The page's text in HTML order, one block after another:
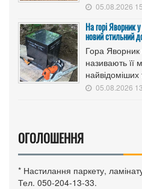
05.08.2026
На горі Яворник
новий стильний
Гора Яворник
називають її
найвідоміших
05.08.2026
ОГОЛОШЕННЯ
* Настилання паркету,
Тел. 050-204-13-33.